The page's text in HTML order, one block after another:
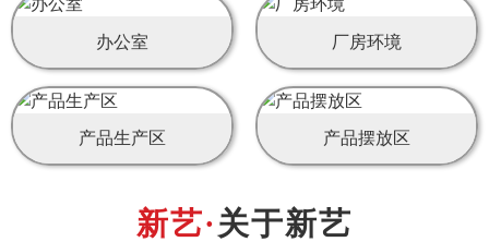
办公室 厂房环境
产品生产区 产品摆放区
关于新艺